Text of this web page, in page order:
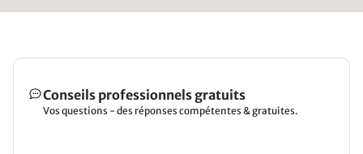
Conseils professionnels gratuits
Vos questions - des réponses compétentes & gratuites.